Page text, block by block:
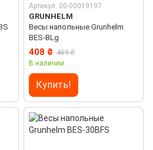
Артикул: 00-00019197
GRUNHELM
Весы напольные Grunhelm
BES-BLg
408 ₴ 469 ₴
В наличии
Купить!